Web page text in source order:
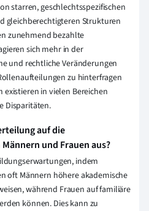
starren, geschlechtsspezifischen
gleichberechtigteren Strukturen
zunehmend bezahlte
sich mehr in der
und rechtliche Veränderungen
zu hinterfragen
in vielen Bereichen
Disparitäten.
auf die
und Frauen aus?
indem
oft Männern höhere akademische
während Frauen auf familiäre
können. Dies kann zu